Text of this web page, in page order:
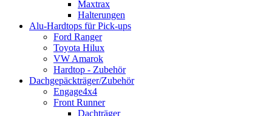
Maxtrax
Halterungen
Alu-Hardtops für Pick-ups
Ford Ranger
Toyota Hilux
VW Amarok
Hardtop - Zubehör
Dachgepäckträger/Zubehör
Engage4x4
Front Runner
Dachträger